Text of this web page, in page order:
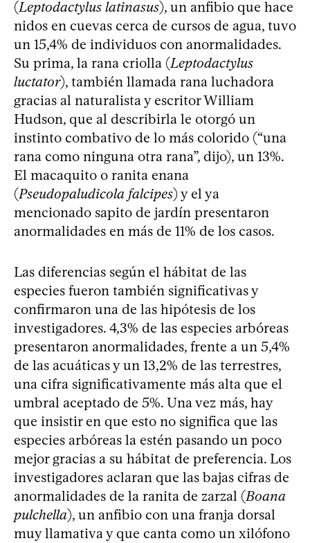
(Leptodactylus latinasus), un anfibio que hace
nidos en cuevas cerca de cursos de agua, tuvo
un 15,4% de individuos con anormalidades.
Su prima, la rana criolla (Leptodactylus
luctator), también llamada rana luchadora
gracias al naturalista y escritor William
Hudson, que al describirla le otorgó un
instinto combativo de lo más colorido (“una
rana como ninguna otra rana”, dijo), un 13%.
El macaquito o ranita enana
(Pseudopaludicola falcipes) y el ya
mencionado sapito de jardín presentaron
anormalidades en más de 11% de los casos.
Las diferencias según el hábitat de las
especies fueron también significativas y
confirmaron una de las hipótesis de los
investigadores. 4,3% de las especies arbóreas
presentaron anormalidades, frente a un 5,4%
de las acuáticas y un 13,2% de las terrestres,
una cifra significativamente más alta que el
umbral aceptado de 5%. Una vez más, hay
que insistir en que esto no significa que las
especies arbóreas la estén pasando un poco
mejor gracias a su hábitat de preferencia. Los
investigadores aclaran que las bajas cifras de
anormalidades de la ranita de zarzal (Boana
pulchella), un anfibio con una franja dorsal
muy llamativa y que canta como un xilófono